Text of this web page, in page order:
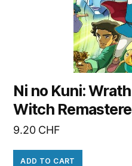
Ni no Kuni:
Witch
9.20 CHF
ADD TO CART